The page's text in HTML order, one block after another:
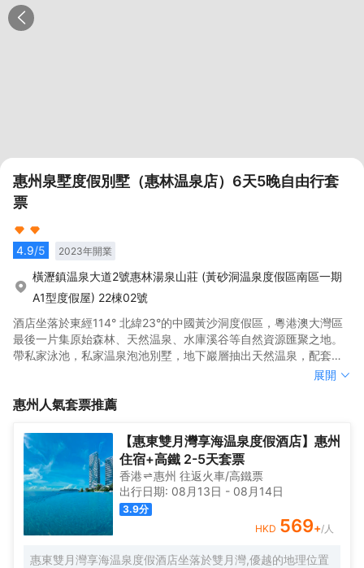
惠州泉墅度假別墅（惠林温泉店）6天5晚自由行套
票
4.9/5 2023年開業
橫瀝鎮温泉大道2號惠林湯泉山莊 (黃砂洞温泉度假區南區一期
A1型度假屋) 22棟02號
酒店坐落於東經114° 北緯23°的中國黃沙洞度假區，粵港澳大灣區
最後一片集原始森林、天然温泉、水庫溪谷等自然資源匯聚之地。
帶私家泳池，私家温泉泡池別墅，地下巖層抽出天然温泉，配套：
燒烤爐炊具（食材，烤炭輔料等自帶），沙灘摩托，麻將，桌球，
技活動，獨立豪華KTV音響房，會議桌等。適合同學，同事，親友
會，生日派對等。
酒店坐落於東經114° 北緯23°的中國黃沙洞度假區，粵港澳大灣區
帶私家泳池，私家温泉泡池別墅，地下巖層抽出天然温泉，配套：
桌上足球，遊戲街機，高爾夫體驗場，飛鏢，飛盤，競技射箭等競
技活動，獨立豪華KTV音響房，會議桌等。適合同學，同事，親友
聚會、親子活動、公司年會/團建、度假旅遊、求婚表白、畢業聚
會，生日派對等。
展開
惠州 人氣套票推薦
【惠東雙月灣享海温泉度假酒店】惠州
住宿+高鐵 2-5天套票
香港 惠州 往返火車/高鐵票
出行日期: 08月13日 - 08月14日
3.9分
HKD 569+/人
惠東雙月灣享海温泉度假酒店坐落於雙月灣,優越的地理位置